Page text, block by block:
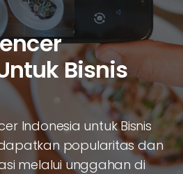
Bisnis
Indonesia untuk Bisnis
popularitas dan
melalui unggahan di